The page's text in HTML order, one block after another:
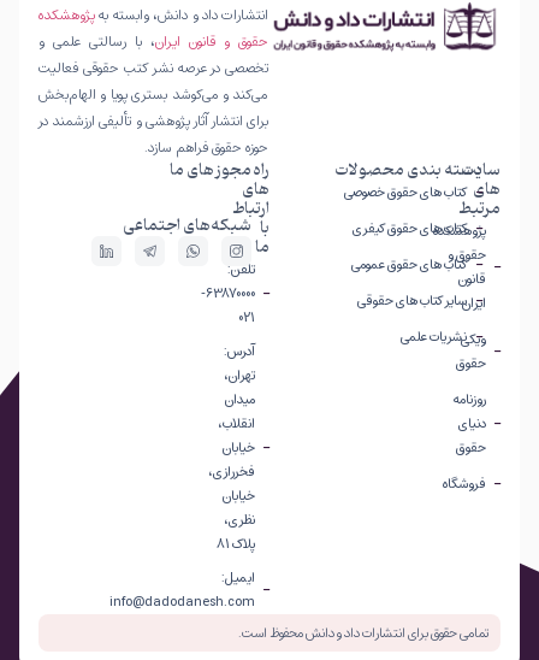
انتشارات داد و دانش، وابسته بهپژوهشکده
حقوق و قانون ایران، با رسالتی علمی و
تخصصی در عرصه نشر کتب حقوقی فعالیت
می‌کند و می‌کوشد بستری پویا و الهام‌بخش
برای انتشار آثار پژوهشی و تألیفی ارزشمند در
حوزه حقوق فراهم سازد.
سایت
های
مرتبط
پژوهشکده
حقوق و
قانون
ایران
ویکی
حقوق
روزنامه
دنیای
حقوق
فروشگاه
دسته بندی محصولات
کتاب های حقوق خصوصی
کتاب های حقوق کیفری
کتاب های حقوق عمومی
سایر کتاب های حقوقی
نشریات علمی
راه
های
ارتباط
با
ما
تلفن:
63870000-
021
آدرس:
تهران،
میدان
انقلاب،
خیابان
فخررازی،
خیابان
نظری،
پلاک 81
ایمیل:
info@dadodanesh.com
مجوز های ما
شبکه‌های اجتماعی
تمامی حقوق برای انتشارات داد و دانش محفوظ است.